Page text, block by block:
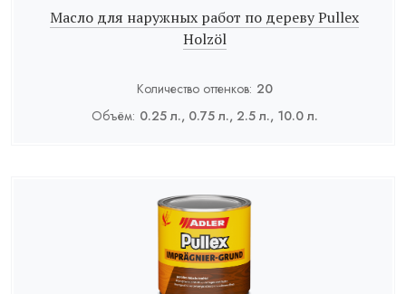
Масло для наружных работ по дереву Pullex
Holzöl
Количество оттенков: 20
Объём: 0.25 л., 0.75 л., 2.5 л., 10.0 л.